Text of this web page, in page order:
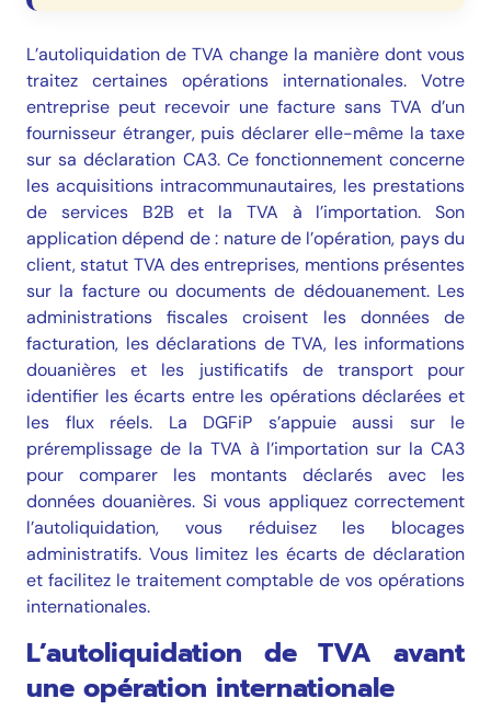
L’autoliquidation de TVA change la manière dont vous
traitez certaines opérations internationales. Votre
entreprise peut recevoir une facture sans TVA d’un
fournisseur étranger, puis déclarer elle-même la taxe
sur sa déclaration CA3. Ce fonctionnement concerne
les acquisitions intracommunautaires, les prestations
de services B2B et la TVA à l’importation. Son
application dépend de : nature de l’opération, pays du
client, statut TVA des entreprises, mentions présentes
sur la facture ou documents de dédouanement. Les
administrations fiscales croisent les données de
facturation, les déclarations de TVA, les informations
douanières et les justificatifs de transport pour
identifier les écarts entre les opérations déclarées et
les flux réels. La DGFiP s’appuie aussi sur le
préremplissage de la TVA à l’importation sur la CA3
pour comparer les montants déclarés avec les
données douanières. Si vous appliquez correctement
l’autoliquidation, vous réduisez les blocages
administratifs. Vous limitez les écarts de déclaration
et facilitez le traitement comptable de vos opérations
internationales.
L’autoliquidation de TVA avant
une opération internationale